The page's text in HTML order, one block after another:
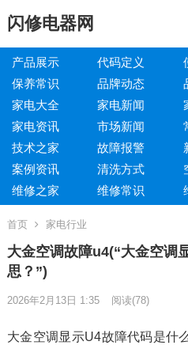
闪修电器网
产品展示 代码定义
保养常识
品牌动态
家电大全
家电新闻
家电资讯
市场新闻
技术之家
故障报警
案例资讯
清洗方式
维修之家
维修常识
首页 家电行业
大金空调故障u4(“大金空调
思？”)
2026年2月13日 1:35 阅读(78)
大金空调显示U4故障代码是什